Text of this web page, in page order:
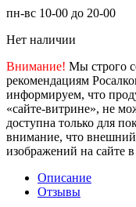
пн-вс 10-00 до 20-00
Нет наличии
Внимание! Мы строго
рекомендациям
информируем, что
«сайте-витрине», не
доступна только для
внимание, что внешний
изображений на сайте
Описание
Отзывы